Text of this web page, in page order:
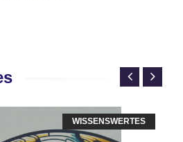
WISSENSWERTES